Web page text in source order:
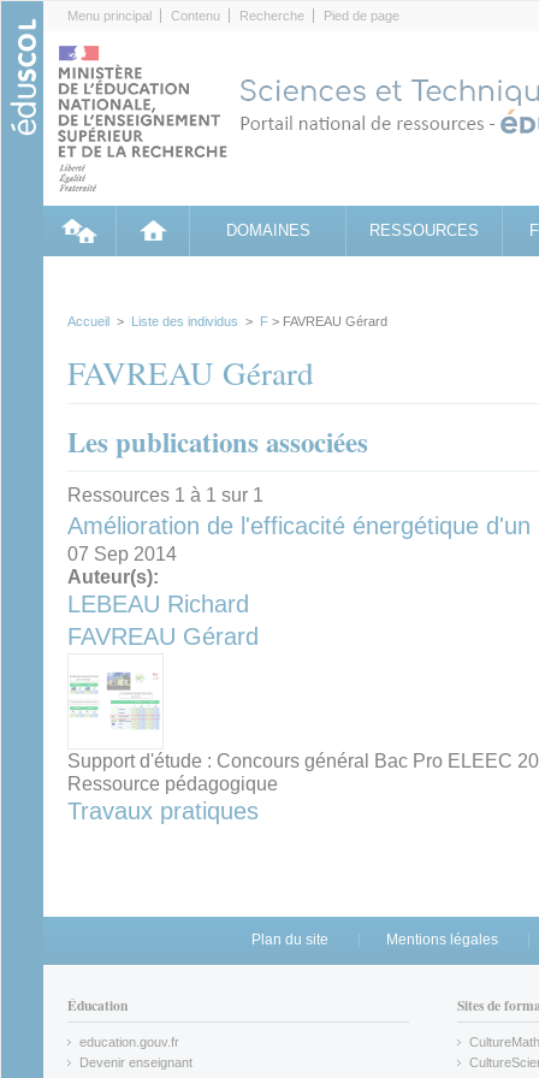
Menu principal Contenu Recherche Pied de page
DOMAINES RESSOURCES
Accueil > Liste des individus > F > FAVREAU Gérard
FAVREAU Gérard
Les publications associées
Ressources 1 à 1 sur 1
Amélioration de l'efficacité énergétique
07 Sep 2014
Auteur(s):
LEBEAU Richard
FAVREAU Gérard
Support d'étude : Concours général Bac Pro ELEEC
Ressource pédagogique
Travaux pratiques
Plan du site Mentions légales
Éducation
education.gouv.fr
(link is external)
Devenir enseignant
Sites de
CultureMath
(link is